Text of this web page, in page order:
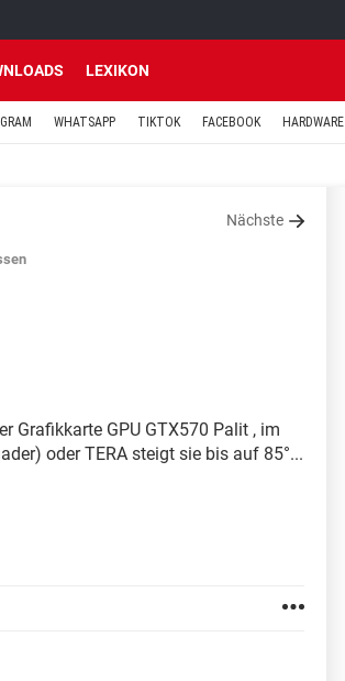
LEXIKON
WHATSAPP TIKTOK FACEBOOK HARDWARE
Nächste
Grafikkarte GPU GTX570 Palit , im
oder TERA steigt sie bis auf 85°...